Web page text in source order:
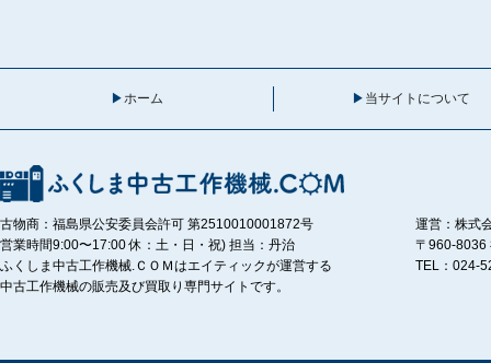
ホーム 当サイトについて
古物商：福島県公安委員会許可 第2510010001872号
営業時間9:00〜17:00 休：土・日・祝) 担当：丹治
ふくしま中古工作機械.ＣＯＭはエイティックが運営する
中古工作機械の販売及び買取り専門サイトです。
運営：株式
〒960-8036
TEL：024-